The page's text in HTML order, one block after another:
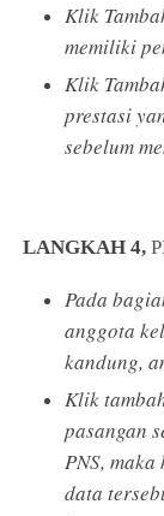
Klik
memiliki
Klik
prestasi
sebelum
LANGKAH 4,
Pada
anggota
kandung,
Klik
pasangan
PNS,
data